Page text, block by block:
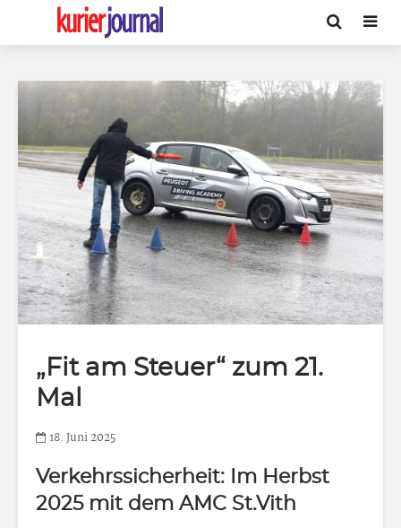
„Fit am Steuer“ zum 21.
Mal
18. Juni 2025
Verkehrssicherheit: Im Herbst
2025 mit dem AMC St.Vith